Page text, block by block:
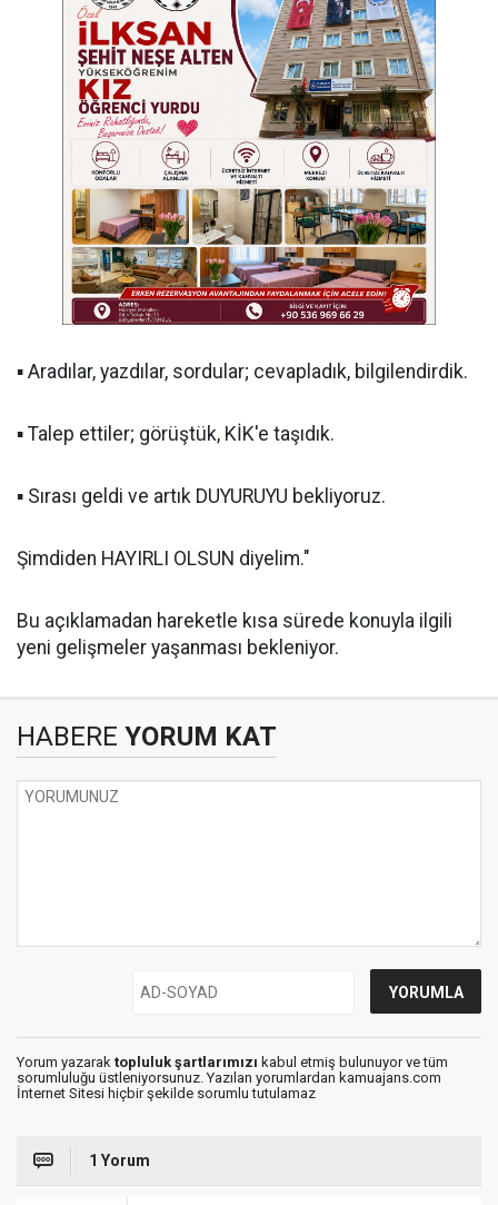
▪︎ Aradılar, yazdılar, sordular; cevapladık, bilgilendirdik.
▪︎ Talep ettiler; görüştük, KİK'e taşıdık.
▪︎ Sırası geldi ve artık DUYURUYU bekliyoruz.
Şimdiden HAYIRLI OLSUN diyelim."
Bu açıklamadan hareketle kısa sürede konuyla ilgili
yeni gelişmeler yaşanması bekleniyor.
HABERE YORUM KAT
Yorum yazarak topluluk şartlarımızı kabul etmiş bulunuyor ve tüm
sorumluluğu üstleniyorsunuz. Yazılan yorumlardan kamuajans.com
İnternet Sitesi hiçbir şekilde sorumlu tutulamaz
1 Yorum